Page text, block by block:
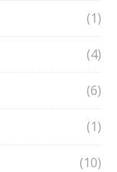
(1)
(4)
(6)
(1)
(10)